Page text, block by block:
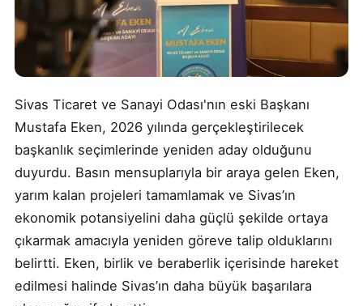
Sivas Ticaret ve Sanayi Odası'nın eski Başkanı
Mustafa Eken, 2026 yılında gerçekleştirilecek
başkanlık seçimlerinde yeniden aday olduğunu
duyurdu. Basın mensuplarıyla bir araya gelen Eken,
yarım kalan projeleri tamamlamak ve Sivas’ın
ekonomik potansiyelini daha güçlü şekilde ortaya
çıkarmak amacıyla yeniden göreve talip olduklarını
belirtti. Eken, birlik ve beraberlik içerisinde hareket
edilmesi halinde Sivas’ın daha büyük başarılara